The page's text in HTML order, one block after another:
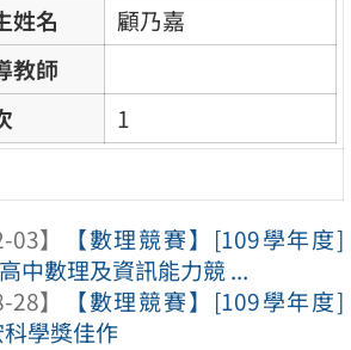
姓名
顧乃嘉
教師
1
03】
【數理競賽】[109學年度]
中數理及資訊能力競 ...
28】
【數理競賽】[109學年度]
學獎佳作